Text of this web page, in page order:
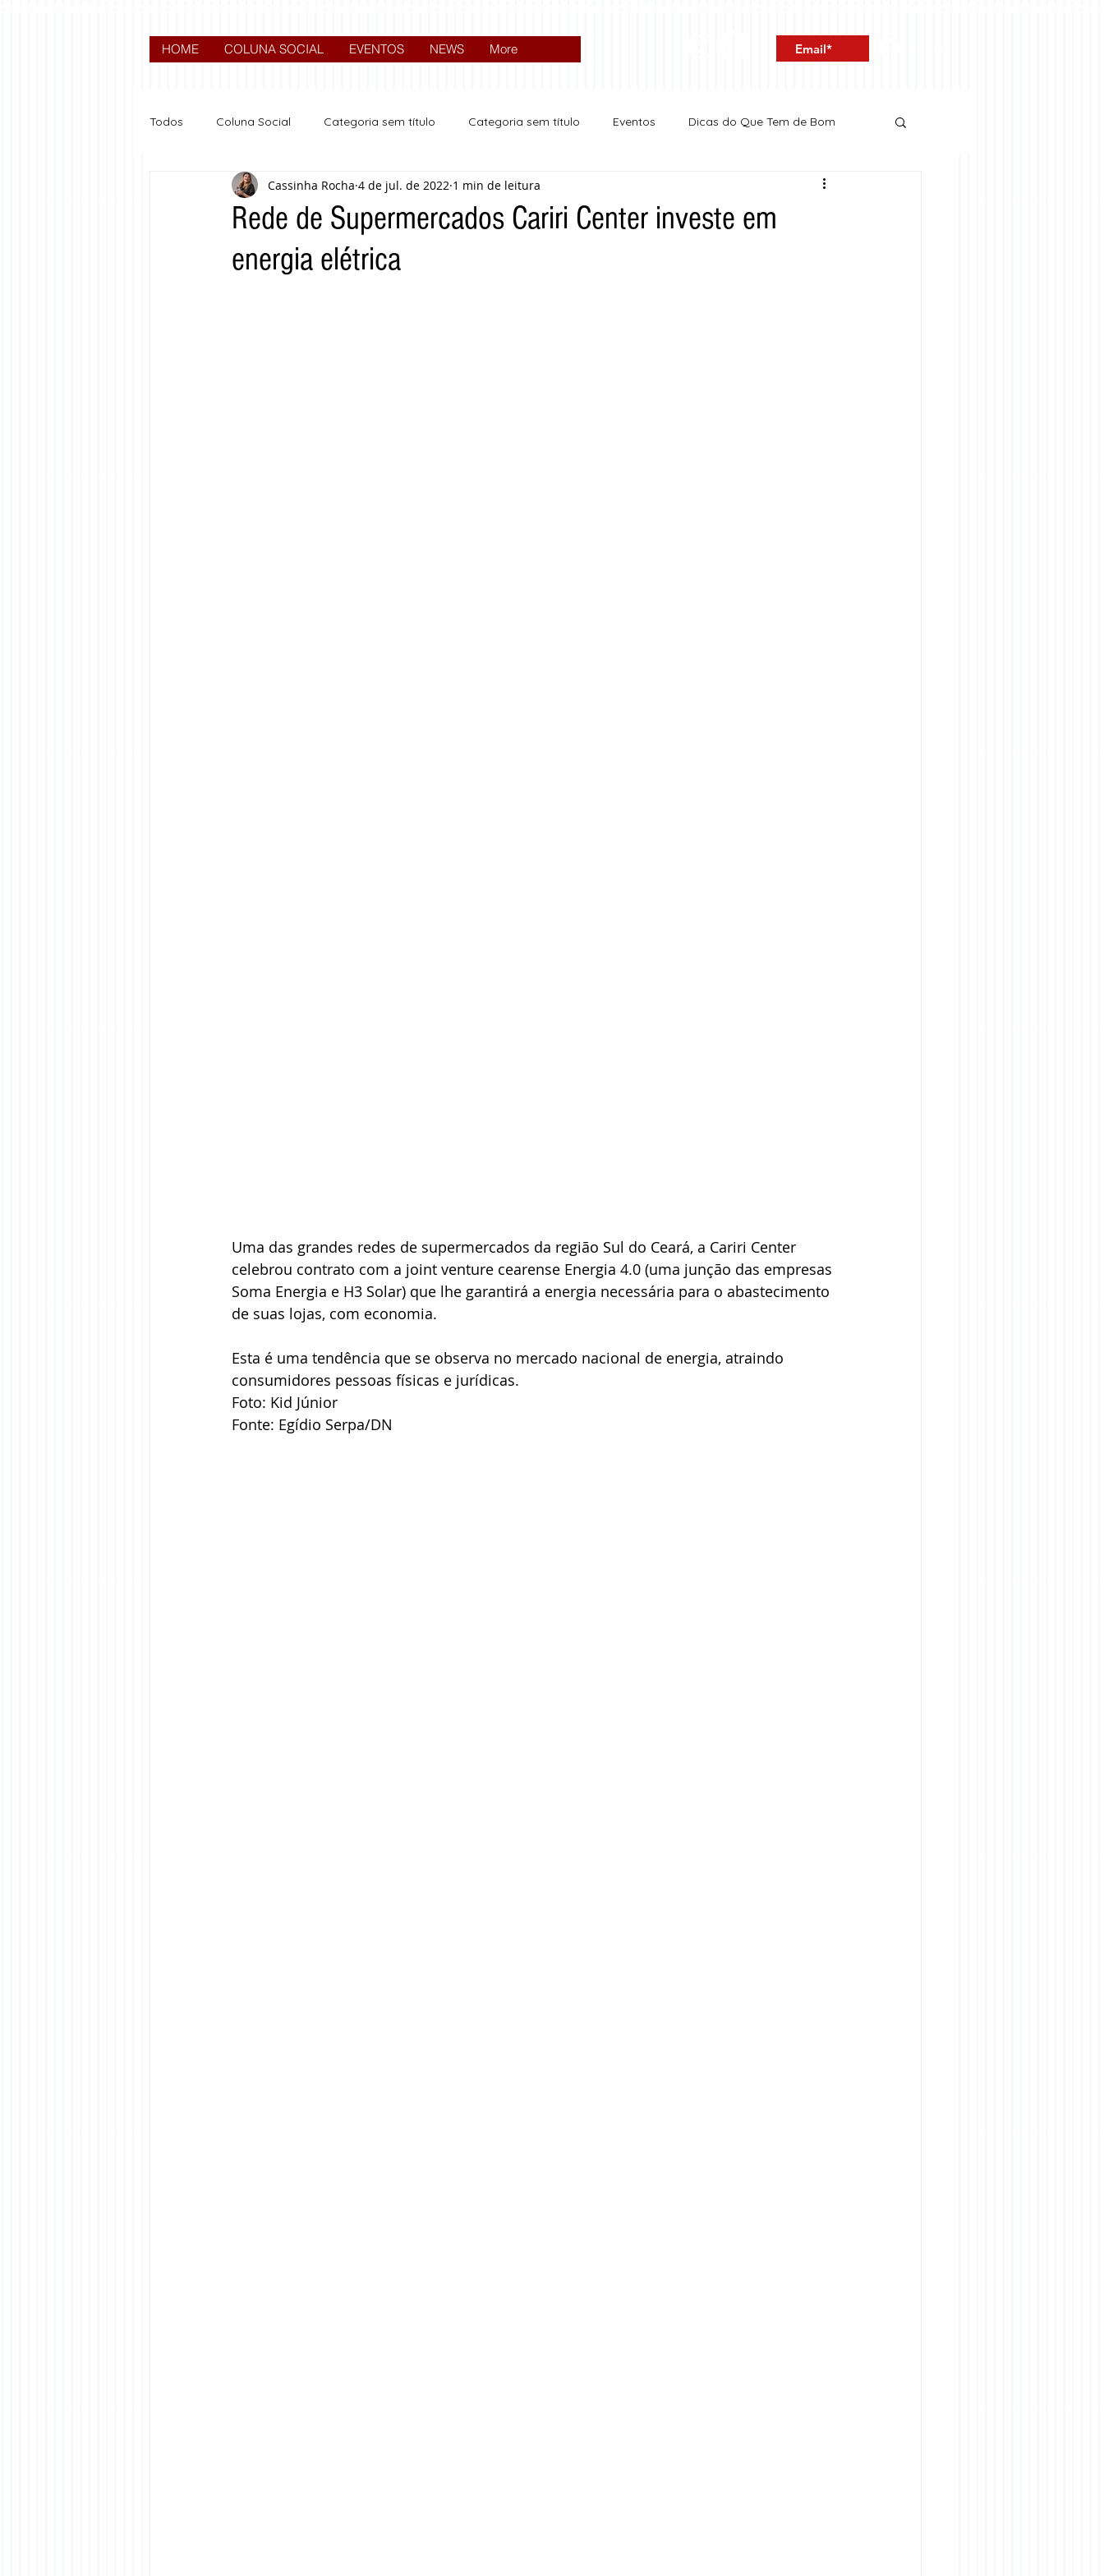
HOME COLUNA SOCIAL EVENTOS NEWS More
Todos Coluna Social Categoria sem título Categoria sem título Eventos Dicas do Que Tem de Bom
Nova categoria Expocrato 2024 Política
Rede de Supermercados Cariri Center investe em
energia elétrica
Cassinha Rocha 4 de jul. de 2022 1 min de leitura
Uma das grandes redes de supermercados da região Sul do Ceará, a Cariri Center
celebrou contrato com a joint venture cearense Energia 4.0 (uma junção das empresas
Soma Energia e H3 Solar) que lhe garantirá a energia necessária para o abastecimento
de suas lojas, com economia.
Esta é uma tendência que se observa no mercado nacional de energia, atraindo
consumidores pessoas físicas e jurídicas.
Foto: Kid Júnior
Fonte: Egídio Serpa/DN